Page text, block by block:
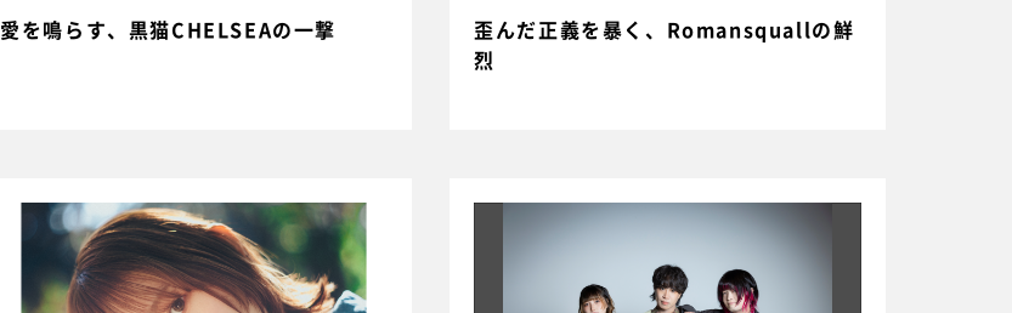
愛を鳴らす、黒猫CHELSEAの一撃
歪んだ正義を暴く、Romansquallの鮮
烈